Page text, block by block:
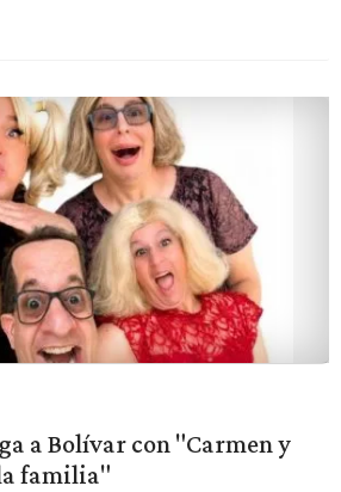
a Bolívar con "Carmen y
familia"